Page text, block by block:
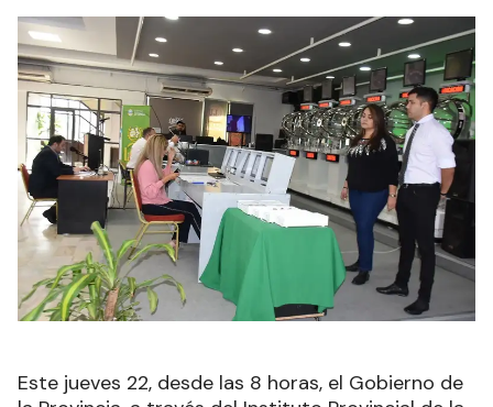
Este jueves 22, desde las 8 horas, el Gobierno de